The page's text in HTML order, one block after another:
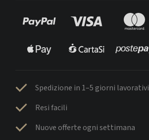
Spedizione in 1–5 giorni lavorativi
Resi facili
Nuove offerte ogni settimana